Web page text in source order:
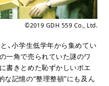
©︎2019 GDH 559 Co., Ltd.
、小学生低学年から集めてい
一角で売られていた謎のワ
書きとめた恥ずかしいポエ
な記憶の“整理整頓”にも及ん